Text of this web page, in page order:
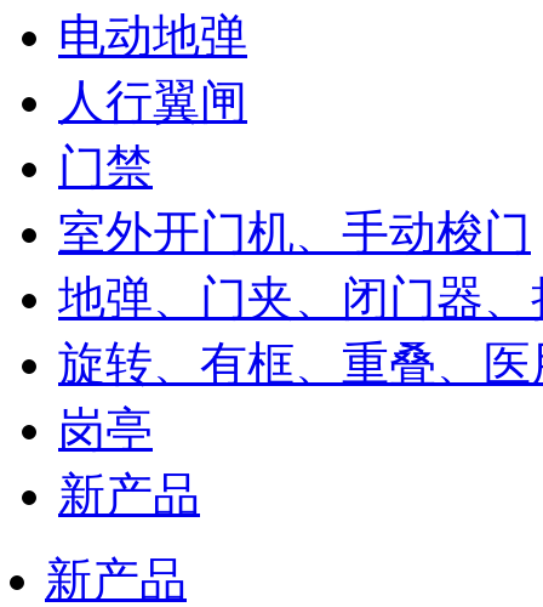
电动地弹
人行翼闸
门禁
室外开门机、手动梭门
地弹、门夹、闭门器、
旋转、有框、重叠、医
岗亭
新产品
新产品